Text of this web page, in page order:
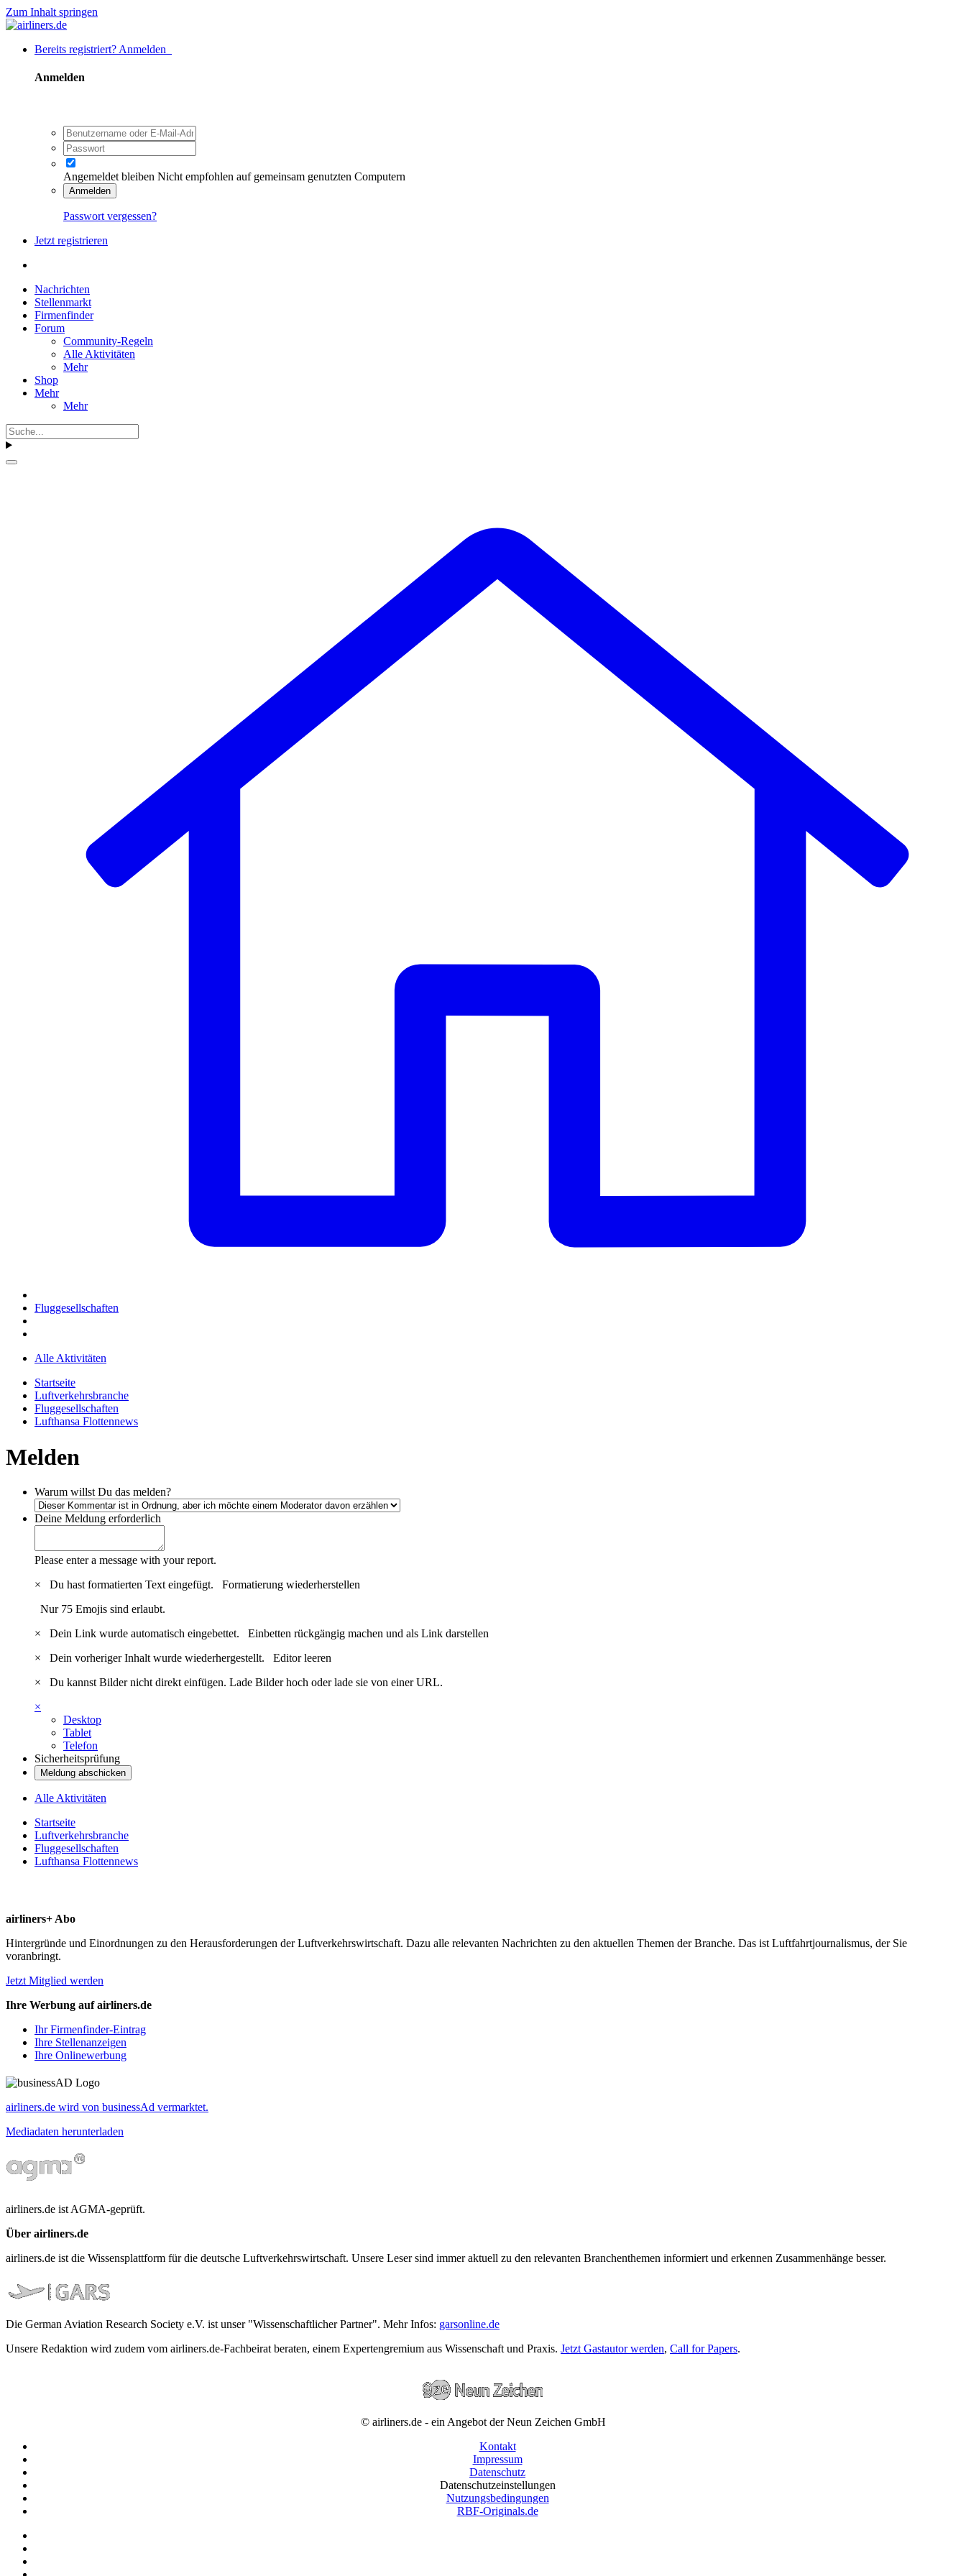
Zum Inhalt springen
Bereits registriert? Anmelden
Anmelden
Angemeldet bleiben Nicht empfohlen auf gemeinsam genutzten Computern
Anmelden
Passwort vergessen?
Jetzt registrieren
Nachrichten
Stellenmarkt
Firmenfinder
Forum
Community-Regeln
Alle Aktivitäten
Mehr
Shop
Mehr
Mehr
Fluggesellschaften
Alle Aktivitäten
Startseite
Luftverkehrsbranche
Fluggesellschaften
Lufthansa Flottennews
Melden
Warum willst Du das melden?
Deine Meldung erforderlich
Please enter a message with your report.
×
Du hast formatierten Text eingefügt. Formatierung wiederherstellen
Nur 75 Emojis sind erlaubt.
×
Dein Link wurde automatisch eingebettet. Einbetten rückgängig machen und als Link darstellen
×
Dein vorheriger Inhalt wurde wiederhergestellt. Editor leeren
×
Du kannst Bilder nicht direkt einfügen. Lade Bilder hoch oder lade sie von einer URL.
×
Desktop
Tablet
Telefon
Sicherheitsprüfung
Meldung abschicken
Alle Aktivitäten
Startseite
Luftverkehrsbranche
Fluggesellschaften
Lufthansa Flottennews
airliners+ Abo
Hintergründe und Einordnungen zu den Herausforderungen der Luftverkehrswirtschaft. Dazu alle relevanten Nachrichten zu den aktuellen Themen der Branche. Das ist Luftfahrtjournalismus, der Sie
voranbringt.
Jetzt Mitglied werden
Ihre Werbung auf airliners.de
Ihr Firmenfinder-Eintrag
Ihre Stellenanzeigen
Ihre Onlinewerbung
airliners.de wird von businessAd vermarktet.
Mediadaten herunterladen
airliners.de ist AGMA-geprüft.
Über airliners.de
airliners.de ist die Wissensplattform für die deutsche Luftverkehrswirtschaft. Unsere Leser sind immer aktuell zu den relevanten Branchenthemen informiert und erkennen Zusammenhänge besser.
Die German Aviation Research Society e.V. ist unser "Wissenschaftlicher Partner". Mehr Infos: garsonline.de
Unsere Redaktion wird zudem vom airliners.de-Fachbeirat beraten, einem Expertengremium aus Wissenschaft und Praxis. Jetzt Gastautor werden, Call for Papers.
© airliners.de - ein Angebot der Neun Zeichen GmbH
Kontakt
Impressum
Datenschutz
Datenschutzeinstellungen
Nutzungsbedingungen
RBF-Originals.de